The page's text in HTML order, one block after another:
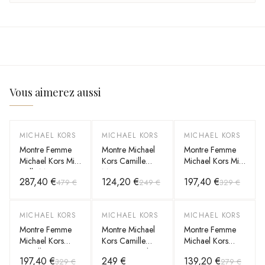
Vous aimerez aussi
-40%
MICHAEL KORS
Montre Femme
Michael Kors Mini
Hally MK4922
argentée bracelet
287,40 €479 €
-50%
MICHAEL KORS
Montre Michael
Kors Camille
MK4990 en
acier bicolore
124,20 €249 €
-40%
MICHAEL KORS
Montre Femme
Michael Kors Mini
MK4863 or rose
197,40 €329 €
-40%
MICHAEL KORS
Montre Femme
Michael Kors
Camille MK6843
197,40 €329 €
MICHAEL KORS
Montre Michael
Kors Camille
MK4989 cadran
249 €
-50%
MICHAEL KORS
Montre Femme
Michael Kors
139,20 €279 €